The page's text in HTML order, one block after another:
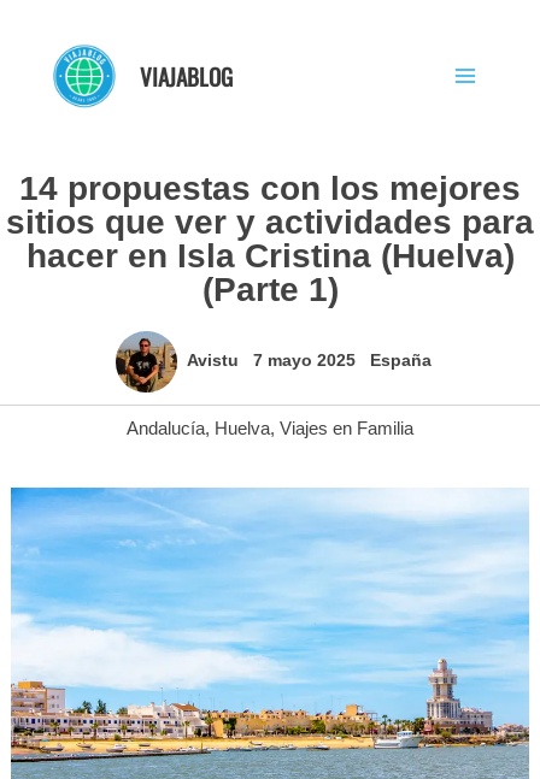
contenido
VIAJABLOG
14 propuestas con los mejores
sitios que ver y actividades para
hacer en Isla Cristina (Huelva)
(Parte 1)
Avistu 7 mayo 2025 España
Andalucía, Huelva, Viajes en Familia